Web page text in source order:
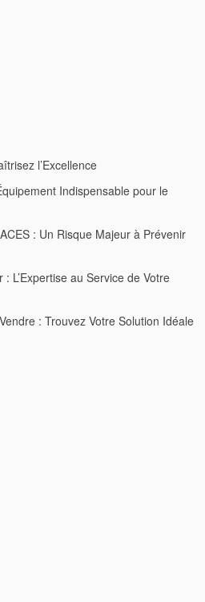
l’Excellence
Indispensable pour le
: Un Risque Majeur à Prévenir
L’Expertise au Service de Votre
: Trouvez Votre Solution Idéale